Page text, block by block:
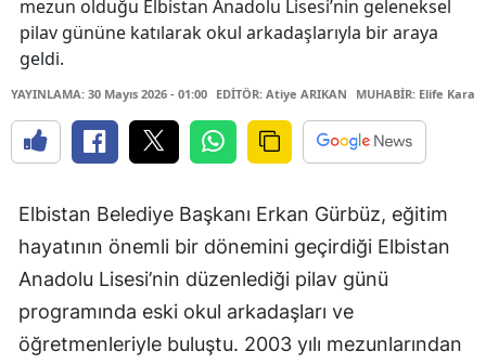
mezun olduğu Elbistan Anadolu Lisesi’nin geleneksel
pilav gününe katılarak okul arkadaşlarıyla bir araya
geldi.
YAYINLAMA: 30 Mayıs 2026 - 01:00 EDİTÖR: Atiye ARIKAN MUHABİR: Elife
Elbistan Belediye Başkanı Erkan Gürbüz, eğitim
hayatının önemli bir dönemini geçirdiği Elbistan
Anadolu Lisesi’nin düzenlediği pilav günü
programında eski okul arkadaşları ve
öğretmenleriyle buluştu. 2003 yılı mezunlarından